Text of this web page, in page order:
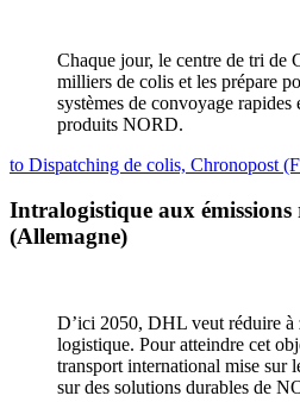
Chaque jour, le centre de tri de
milliers de colis et les prépare
systèmes de convoyage rapides
produits NORD.
to Dispatching de colis, Chronopost
Intralogistique aux
(Allemagne)
D’ici 2050, DHL veut réduire à
logistique. Pour atteindre cet
transport international mise sur
sur des solutions durables de